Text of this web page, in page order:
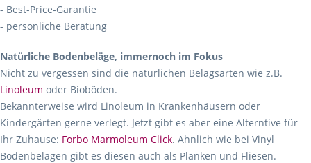
- Best-Price-Garantie
- persönliche Beratung
Natürliche Bodenbeläge, immernoch im Fokus
Nicht zu vergessen sind die natürlichen Belagsarten wie z.B.
Linoleum oder Bioböden.
Bekannterweise wird Linoleum in Krankenhäusern oder
Kindergärten gerne verlegt. Jetzt gibt es aber eine Alterntive für
Ihr Zuhause: Forbo Marmoleum Click. Ähnlich wie bei Vinyl
Bodenbelägen gibt es diesen auch als Planken und Fliesen.